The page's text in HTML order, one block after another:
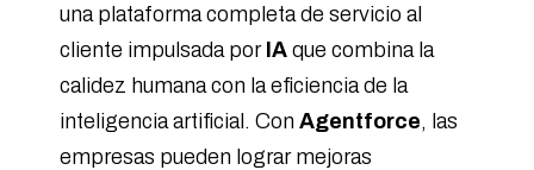
una plataforma completa de servicio al
cliente impulsada por IAque combina la
calidez humana con la eficiencia de la
inteligencia artificial. Con Agentforce, las
empresas pueden lograr mejoras